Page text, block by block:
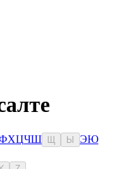
ХЦЧШ Ы ЭЮ